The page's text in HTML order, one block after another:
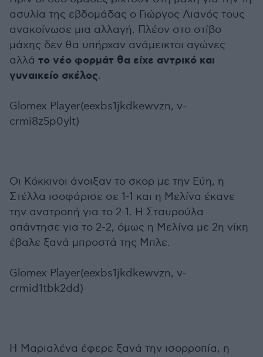
ασυλία της εβδομάδας ο Γιώργος Λιανός τους
ανακοίνωσε μια αλλαγή. Πλέον στο στίβο
μάχης δεν θα υπήρχαν ανάμεικτοι αγώνες
αλλά το νέο φορμάτ θα είχε αντρικό και
γυναικείο σκέλος.
Glomex Player(eexbs1jkdkewvzn, v-
crmi8z5p0ylt)
Οι Κόκκινοι άνοιξαν το σκορ με την Εύη, η
Στέλλα ισοφάρισε σε 1-1 και η Μελίνα έκανε
την ανατροπή για το 2-1. Η Σταυρούλα
απάντησε για το 2-2, όμως η Μελίνα με 2η νίκη
έβαλε ξανά μπροστά της Μπλε.
Glomex Player(eexbs1jkdkewvzn, v-
crmid1tbk2dd)
Η Μαριαλένα έφερε ξανά την ισορροπία, η